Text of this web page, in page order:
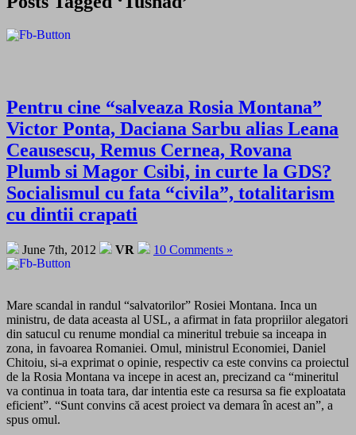
Pentru cine “salveaza Rosia Montana”
Victor Ponta, Daciana Sarbu alias Leana
Ceausescu, Remus Cernea, Rovana
Plumb si Magor Csibi, in curte la GDS?
Socialismul cu fata “civila”, totalitarism
cu dintii crapati
June 7th, 2012 VR 10 Comments »
Mare scandal in randul “salvatorilor” Rosiei Montana. Inca un
ministru, de data aceasta al USL, a afirmat in fata propriilor alegatori
din satucul cu renume mondial ca mineritul trebuie sa inceapa in
zona, in favoarea Romaniei. Omul, ministrul Economiei, Daniel
Chitoiu, si-a exprimat o opinie, respectiv ca este convins ca proiectul
de la Rosia Montana va incepe in acest an, precizand ca “mineritul
va continua in toata tara, dar intentia este ca resursa sa fie exploatata
eficient”. “Sunt convins că acest proiect va demara în acest an”, a
spus omul.